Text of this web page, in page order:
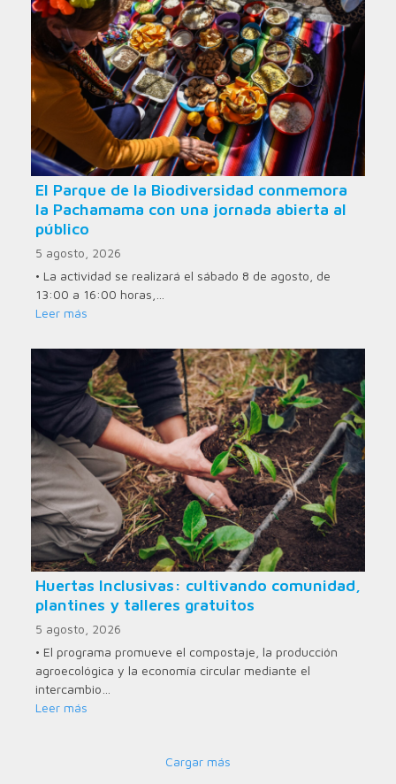
El Parque de la Biodiversidad conmemora
la Pachamama con una jornada abierta al
público
5 agosto, 2026
• La actividad se realizará el sábado 8 de agosto, de
13:00 a 16:00 horas,…
Leer más
Huertas Inclusivas: cultivando comunidad,
plantines y talleres gratuitos
5 agosto, 2026
• El programa promueve el compostaje, la producción
agroecológica y la economía circular mediante el
intercambio…
Leer más
Cargar más